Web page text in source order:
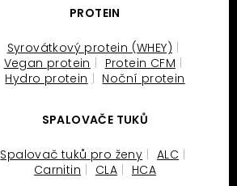
PROTEIN
Syrovátkový protein (WHEY)
Vegan protein
Protein CFM
Hydro protein
Noční protein
SPALOVAČE TUKŮ
Spalovač tuků pro ženy
ALC
Carnitin
CLA HCA